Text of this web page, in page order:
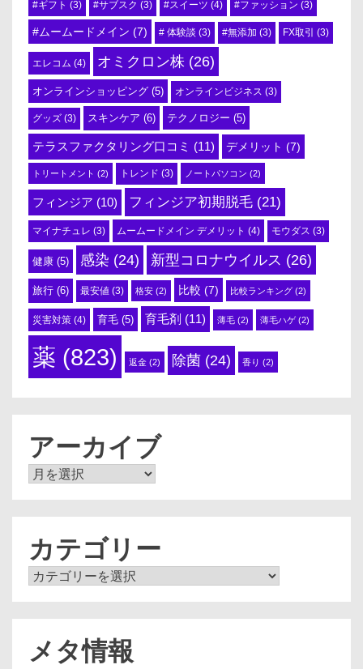
#ギフト (3) #サブスク (3) #スイーツ (4) #ファッション (3)
#ムームードメイン (7) # 体験談 (3) #無添加 (3) FX取引 (3)
エレコム (4) オミクロン株 (26)
オンラインショッピング (5) オンラインビジネス (3)
グッズ (3) スキンケア (6) テクノロジー (5)
テラスファクタリング口コミ (11) デメリット (7)
トリートメント (2) トレンド (3) ノートパソコン (2)
フィンジア (10) フィンジア初期脱毛 (21)
マイナチュレ (3) ムームードメイン デメリット (4) モウダス (3)
健康 (5) 感染 (24) 新型コロナウイルス (26)
旅行 (6) 最安値 (3) 格安 (2) 比較 (7) 比較ランキング (2)
災害対策 (4) 育毛 (5) 育毛剤 (11) 薄毛 (2) 薄毛ハゲ(2)
薬 (823) 返金 (2) 除菌 (24) 香り (2)
アーカイブ
ア
カテゴリー
カ
メタ情報